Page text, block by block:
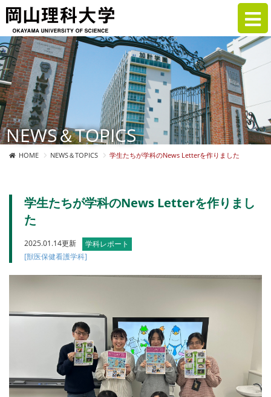
NEWS＆TOPICS
HOME NEWS＆TOPICS 学生たちが学科のNews Letterを作りました
学生たちが学科のNews Letterを作りまし
た
2025.01.14更新
学科レポート
[獣医保健看護学科]